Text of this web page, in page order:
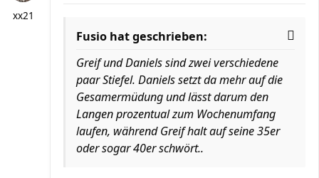
xx21
Fusio hat geschrieben:
Greif und Daniels sind zwei verschiedene
paar Stiefel. Daniels setzt da mehr auf die
Gesamermüdung und lässt darum den
Langen prozentual zum Wochenumfang
laufen, während Greif halt auf seine 35er
oder sogar 40er schwört..